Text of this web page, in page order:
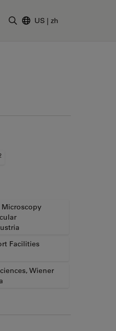
US | zh
Microscopy
Facilities
Wiener